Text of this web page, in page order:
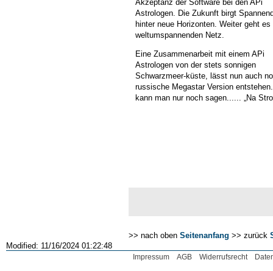
Akzeptanz der Software bei den APi
Astrologen. Die Zukunft birgt
hinter neue Horizonten. Weiter geht es
weltumspannenden Netz.
Eine Zusammenarbeit mit einem APi
Astrologen von der stets sonnigen
Schwarzmeer-küste, lässt nun auch
russische Megastar Version
kann man nur noch sagen...... „Na
>> nach oben Seitenanfang >> zurück
Modified: 11/16/2024 01:22:48
Impressum AGB Widerrufsrecht